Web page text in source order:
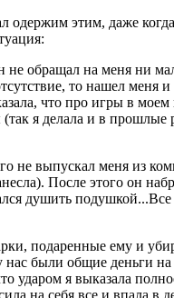
одержим этим, даже
не обращал на меня ни
то нашел
что про игры в
я делала и в
выпускал меня из
После этого он
душить
подаренные ему и
были общие деньги
ударом я выказала
на себя все и впала в